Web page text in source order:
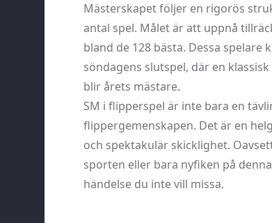
Mästerskapet följer en rigorös
antal spel. Målet är att uppnå
bland de 128 bästa. Dessa spelare
söndagens slutspel, där en
blir årets mästare.
SM i flipperspel är inte bara en
flippergemenskapen. Det är en
och spektakulär skicklighet.
sporten eller bara nyfiken på
händelse du inte vill missa.